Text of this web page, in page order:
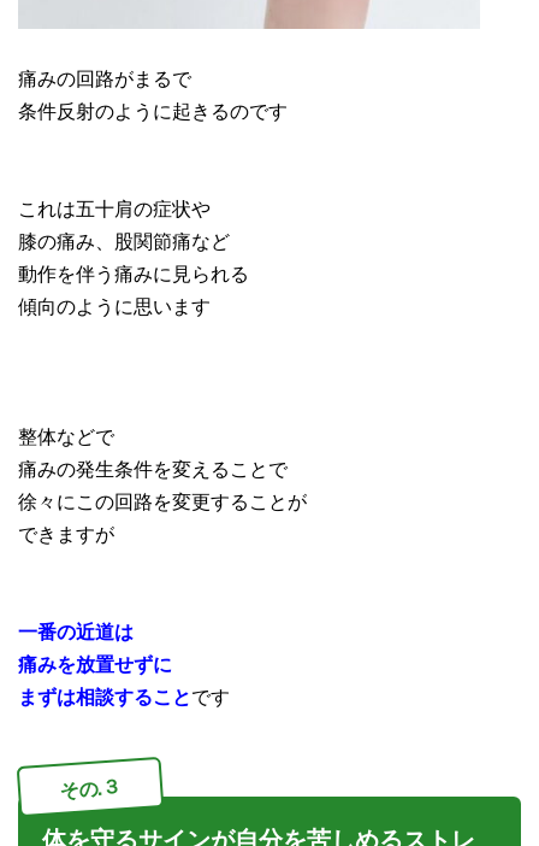
痛みの回路がまるで
条件反射のように起きるのです
これは五十肩の症状や
膝の痛み、股関節痛など
動作を伴う痛みに見られる
傾向のように思います
整体などで
痛みの発生条件を変えることで
徐々にこの回路を変更することが
できますが
一番の近道は
痛みを放置せずに
まずは相談することです
その.３
体を守るサインが自分を苦しめるストレ